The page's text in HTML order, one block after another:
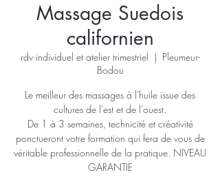
Massage Suedois
californien
rdv individuel et atelier trimestriel
  |
Pleumeur-
Bodou
Le meilleur des massages à l'huile issue des
cultures de l'est et de l'ouest.
De 1 à 3 semaines, technicité et créativité
ponctueront votre formation qui fera de vous de
véritable professionnelle de la pratique. NIVEAU
GARANTIE